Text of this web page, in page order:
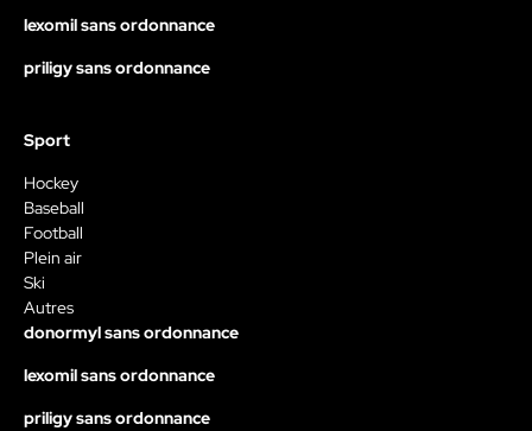
lexomil sans ordonnance
priligy sans ordonnance
Sport
Hockey
Baseball
Football
Plein air
Ski
Autres
donormyl sans ordonnance
lexomil sans ordonnance
priligy sans ordonnance